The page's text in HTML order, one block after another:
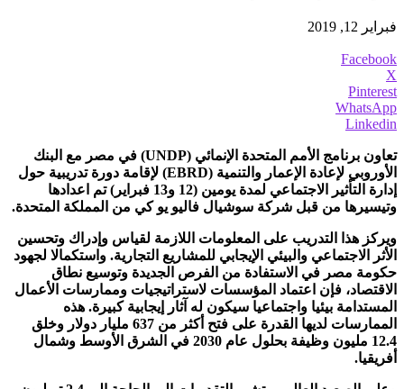
فبراير 12, 2019
Facebook
X
Pinterest
WhatsApp
Linkedin
تعاون برنامج الأمم المتحدة الإنمائي (UNDP) في مصر مع البنك
الأوروبي لإعادة الإعمار والتنمية (EBRD) لإقامة دورة تدريبية حول
إدارة التأثير الاجتماعي لمدة يومين (12 و13 فبراير) تم اعدادها
وتيسيرها من قبل شركة سوشيال فاليو يو كي من المملكة المتحدة.
ويركز هذا التدريب على المعلومات اللازمة لقياس وإدراك وتحسين
الأثر الاجتماعي والبيئي الإيجابي للمشاريع التجارية. واستكمالا لجهود
حكومة مصر في الاستفادة من الفرص الجديدة وتوسيع نطاق
الاقتصاد، فإن اعتماد المؤسسات لاستراتيجيات وممارسات الأعمال
المستدامة بيئيا واجتماعيا سيكون له آثار إيجابية كبيرة. هذه
الممارسات لديها القدرة على فتح أكثر من 637 مليار دولار وخلق
12.4 مليون وظيفة بحلول عام 2030 في الشرق الأوسط وشمال
أفريقيا.